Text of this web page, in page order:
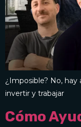
¿Imposible? No,
invertir y trabajar
Cómo